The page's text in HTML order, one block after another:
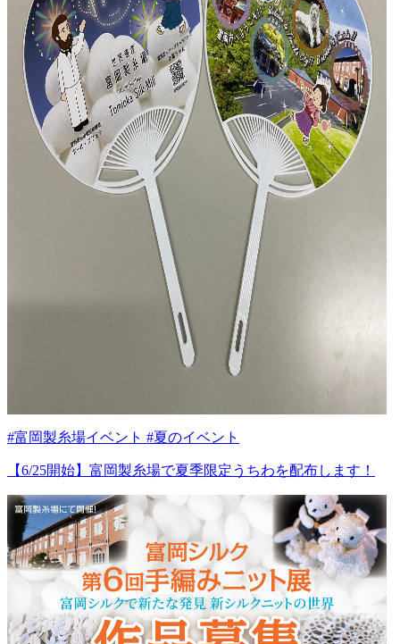
#富岡製糸場イベント #夏のイベント
【6/25開始】富岡製糸場で夏季限定うちわを配布します！